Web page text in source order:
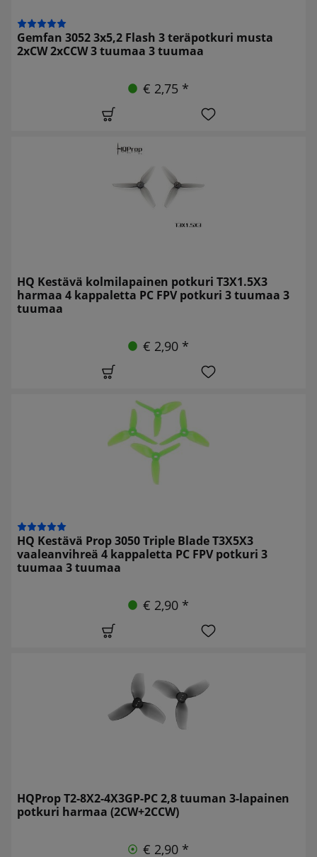
Gemfan 3052 3x5,2 Flash 3 teräpotkuri musta
2xCW 2xCCW 3 tuumaa 3 tuumaa
€ 2,75 *
HQ Kestävä kolmilapainen potkuri T3X1.5X3
harmaa 4 kappaletta PC FPV potkuri 3 tuumaa 3
tuumaa
€ 2,90 *
HQ Kestävä Prop 3050 Triple Blade T3X5X3
vaaleanvihreä 4 kappaletta PC FPV potkuri 3
tuumaa 3 tuumaa
€ 2,90 *
HQProp T2-8X2-4X3GP-PC 2,8 tuuman 3-lapainen
potkuri harmaa (2CW+2CCW)
€ 2,90 *